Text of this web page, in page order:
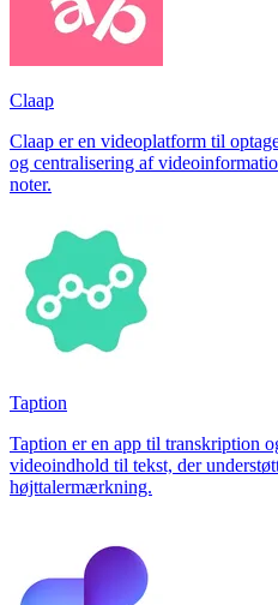
Claap
Claap er en videoplatform til
og centralisering af
noter.
Taption
Taption er en app til transkription
videoindhold til tekst, der
højttalermærkning.